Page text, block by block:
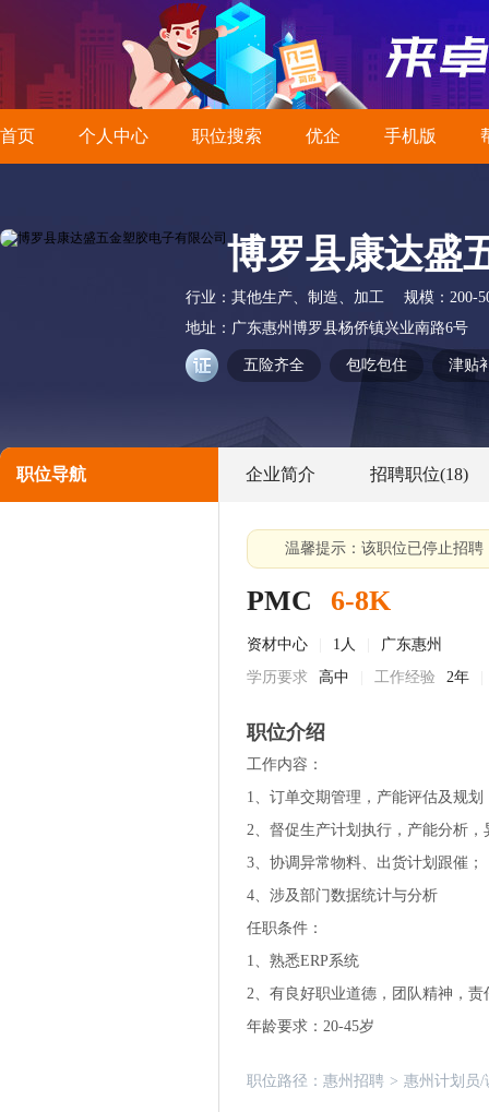
首页 个人中心 职位搜索 优企 手机版
博罗县康达盛
行业： 其他生产、制造、加工 规模： 200-
地址： 广东惠州博罗县杨侨镇兴业南路6号
五险齐全 包吃包住 津贴
职位导航 企业简介 招聘职位(18)
温馨提示：该职位已停止招
PMC 6-8K
资材中心 1人
广东惠州
学历要求
高中 工作经验 2年
职位介绍
工作内容：
1、订单交期管理，产能评估及规
2、督促生产计划执行，产能分析
3、协调异常物料、出货计划跟催；
4、涉及部门数据统计与分析
任职条件：
1、熟悉ERP系统
2、有良好职业道德，团队精神，
年龄要求：20-45岁
职位路径： 惠州招聘 > 惠州计划员/